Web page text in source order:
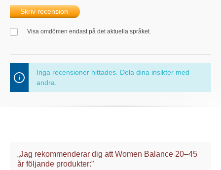
Skriv recension
Visa omdömen endast på det aktuella språket.
Inga recensioner hittades. Dela dina insikter med
andra.
„Jag rekommenderar dig att Women Balance 20–45
år följande produkter:”